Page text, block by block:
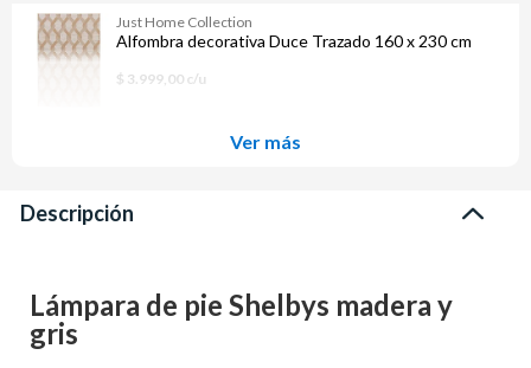
Just Home Collection
Alfombra decorativa Duce Trazado 160 x 230 cm
$ 3.999,00 c/u
Ver más
Descripción
Lámpara de pie Shelbys madera y
gris